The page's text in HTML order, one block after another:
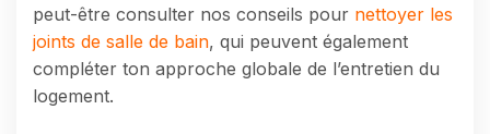
peut-être consulter nos conseils pour nettoyer les
joints de salle de bain, qui peuvent également
compléter ton approche globale de l’entretien du
logement.